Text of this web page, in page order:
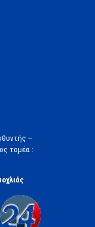
–
τομέα :